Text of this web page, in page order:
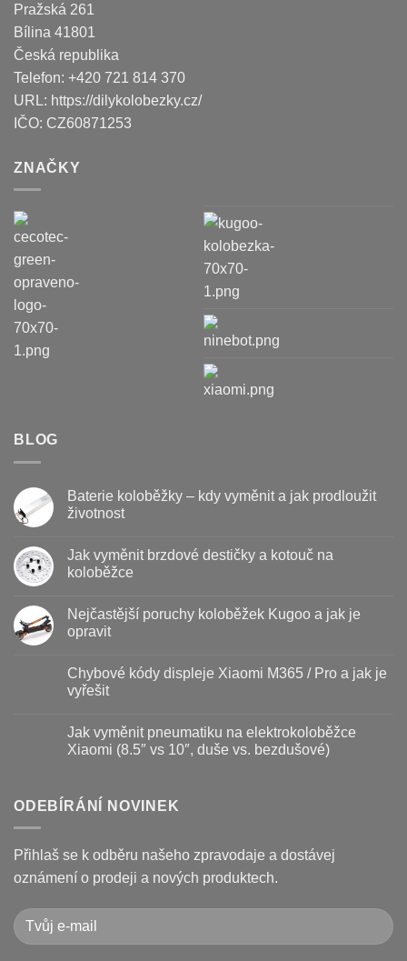
Pražská 261
Bílina 41801
Česká republika
Telefon: +420 721 814 370
URL: https://dilykolobezky.cz/
IČO: CZ60871253
ZNAČKY
BLOG
Baterie koloběžky – kdy vyměnit a jak prodloužit
životnost
textu
s
koloběžky
kdy
jak
prodloužit
životnost
Jak vyměnit brzdové destičky a kotouč na
koloběžce
u
textu
s
vyměnit
brzdové
destičky
na
koloběžce
Nejčastější poruchy koloběžek Kugoo a jak je
opravit
u
textu
s
poruchy
koloběžek
Kugoo
opravit
Chybové kódy displeje Xiaomi M365 / Pro a jak je
vyřešit
textu
s
displeje
Xiaomi
Pro
a
jak
je
Jak vyměnit pneumatiku na elektrokoloběžce
Xiaomi (8.5″ vs 10″, duše vs. bezdušové)
textu
s
vyměnit
pneumatiku
na
elektrokoloběžce
(8.5″
vs
10″,
duše
ODEBÍRÁNÍ NOVINEK
Přihlaš se k odběru našeho zpravodaje a dostávej
oznámení o prodeji a nových produktech.